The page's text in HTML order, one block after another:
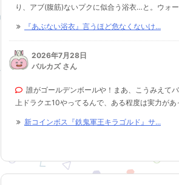
り、アブ(腹筋)ないプクに似合う浴衣…と。ウォ
『あぶない浴衣』言うほど危なくないけ...
2026年7月28日
バルカズ さん
誰がゴールデンボールや！まあ、こうみえて
上ドラクエ10やってるんで、ある程度は実力があ
新コインボス『鉄鬼軍王キラゴルド』サ...